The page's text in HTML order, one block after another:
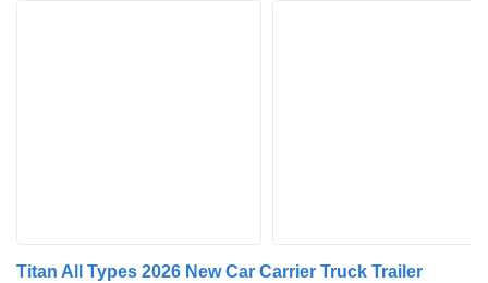
Titan All Types 2026 New Car Carrier Truck Trailer